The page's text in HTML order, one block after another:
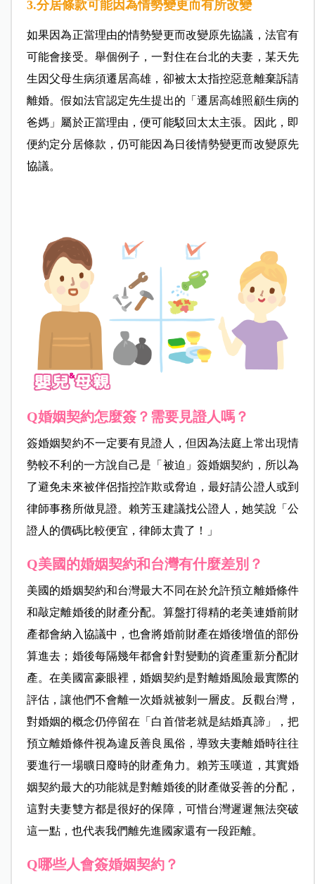
3.分居條款可能因為情勢變更而有所改變
如果因為正當理由的情勢變更而改變原先協議，法官有
可能會接受。舉個例子，一對住在台北的夫妻，某天先
生因父母生病須遷居高雄，卻被太太指控惡意離棄訴請
離婚。假如法官認定先生提出的「遷居高雄照顧生病的
爸媽」屬於正當理由，便可能駁回太太主張。因此，即
便約定分居條款，仍可能因為日後情勢變更而改變原先
協議。
Q婚姻契約怎麼簽？需要見證人嗎？
簽婚姻契約不一定要有見證人，但因為法庭上常出現情
勢較不利的一方說自己是「被迫」簽婚姻契約，所以為
了避免未來被伴侶指控詐欺或脅迫，最好請公證人或到
律師事務所做見證。賴芳玉建議找公證人，她笑說「公
證人的價碼比較便宜，律師太貴了！」
Q美國的婚姻契約和台灣有什麼差別？
美國的婚姻契約和台灣最大不同在於允許預立離婚條件
和敲定離婚後的財產分配。算盤打得精的老美連婚前財
產都會納入協議中，也會將婚前財產在婚後增值的部份
算進去；婚後每隔幾年都會針對變動的資產重新分配財
產。在美國富豪眼裡，婚姻契約是對離婚風險最實際的
評估，讓他們不會離一次婚就被剝一層皮。反觀台灣，
對婚姻的概念仍停留在「白首偕老就是結婚真諦」，把
預立離婚條件視為違反善良風俗，導致夫妻離婚時往往
要進行一場曠日廢時的財產角力。賴芳玉嘆道，其實婚
姻契約最大的功能就是對離婚後的財產做妥善的分配，
這對夫妻雙方都是很好的保障，可惜台灣遲遲無法突破
這一點，也代表我們離先進國家還有一段距離。
Q哪些人會簽婚姻契約？